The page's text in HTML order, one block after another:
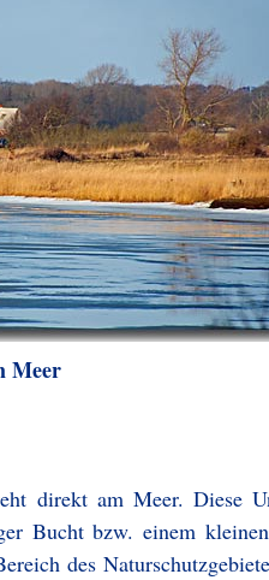
Meer
direkt am Meer. Diese
Bucht bzw. einem
des